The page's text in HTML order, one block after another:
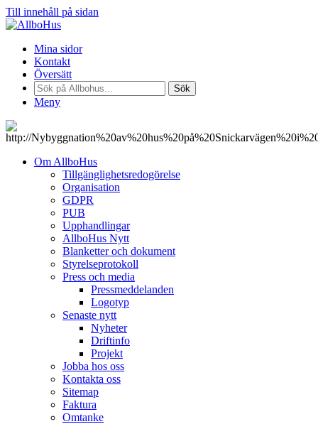
Till innehåll på sidan
Mina sidor
Kontakt
Översätt
Sök
Meny
Om AllboHus
Tillgänglighetsredogörelse
Organisation
GDPR
PUB
Upphandlingar
AllboHus Nytt
Blanketter och dokument
Styrelseprotokoll
Press och media
Pressmeddelanden
Logotyp
Senaste nytt
Nyheter
Driftinfo
Projekt
Jobba hos oss
Kontakta oss
Sitemap
Faktura
Omtanke